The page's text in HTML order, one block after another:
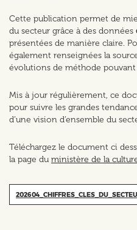
Cette publication permet de
du secteur grâce à des données
présentées de manière claire.
également renseignées la
évolutions de méthode
Mis à jour régulièrement, ce
pour suivre les grandes
d’une vision d’ensemble du
Téléchargez le document ci
la page du ministère de la